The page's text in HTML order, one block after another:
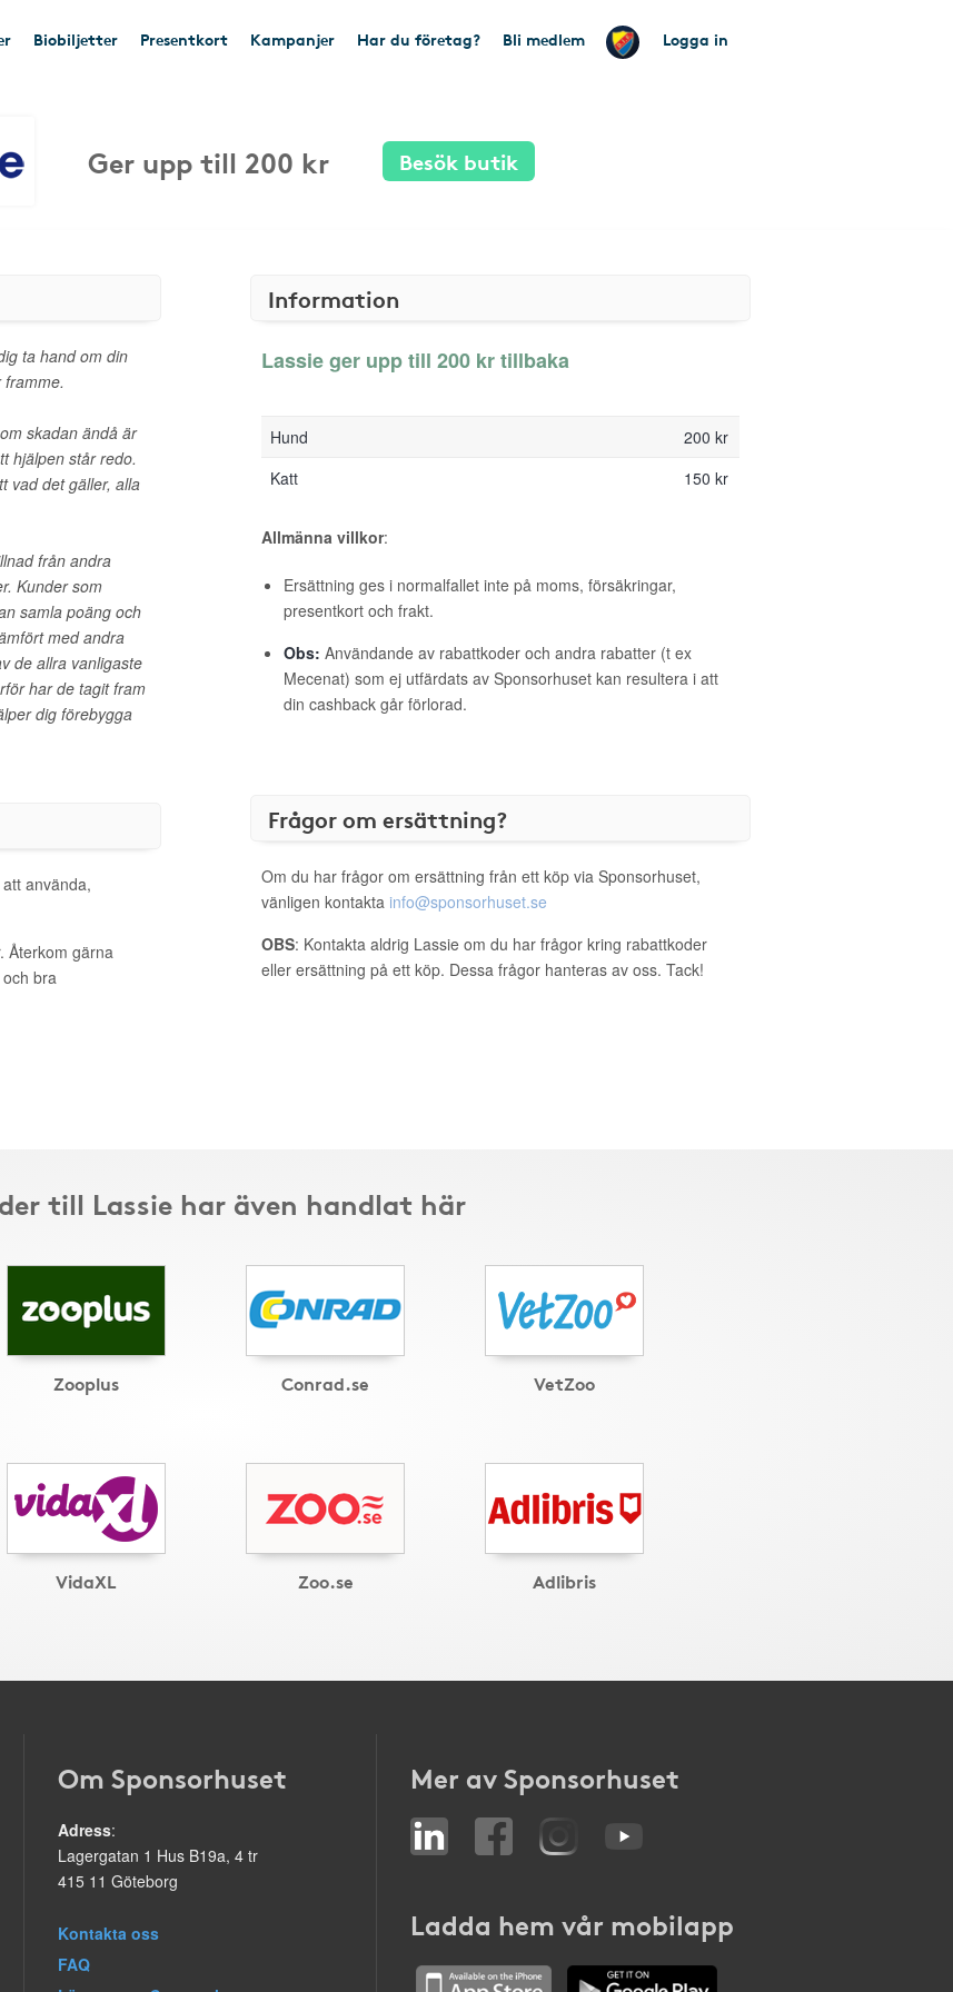
Biobiljetter Presentkort Kampanjer Har du företag? Bli medlem Logga in
Ger upp till 200 kr Besök butik
ta hand om din
skadan ändå är
hjälpen står redo.
vad det gäller, alla
från andra
Kunder som
samla poäng och
med andra
de allra vanligaste
har de tagit fram
dig förebygga
använda,
Återkom gärna
bra
Information
Lassie ger upp till 200 kr tillbaka
Hund
200 kr
Katt
150 kr
Allmänna villkor:
Ersättning ges i normalfallet inte på moms, försäkringar,
presentkort och frakt.
Obs: Användande av rabattkoder och andra rabatter (t ex
Mecenat) som ej utfärdats av Sponsorhuset kan resultera i att
din cashback går förlorad.
Frågor om ersättning?
Om du har frågor om ersättning från ett köp via Sponsorhuset,
vänligen kontakta info@sponsorhuset.se
OBS: Kontakta aldrig Lassie om du har frågor kring rabattkoder
eller ersättning på ett köp. Dessa frågor hanteras av oss. Tack!
till Lassie har även handlat här
Zooplus Conrad.se VetZoo
VidaXL Zoo.se Adlibris
Om Sponsorhuset
Adress:
Lagergatan 1 Hus B19a, 4 tr
415 11 Göteborg
Kontakta oss
FAQ
Mer av Sponsorhuset
Ladda hem vår mobilapp